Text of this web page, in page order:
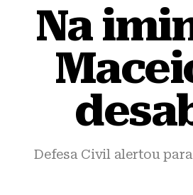
Na
Defesa Civil alertou